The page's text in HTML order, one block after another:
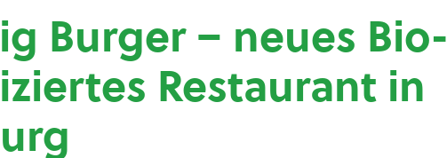
Burger – neues Bio-
Restaurant in